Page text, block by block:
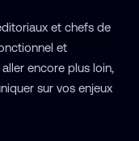
et chefs de
et
encore plus loin,
sur vos enjeux